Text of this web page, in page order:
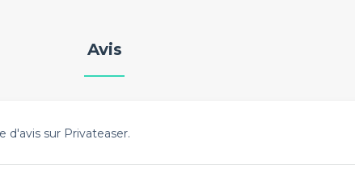
Avis
d'avis sur Privateaser.